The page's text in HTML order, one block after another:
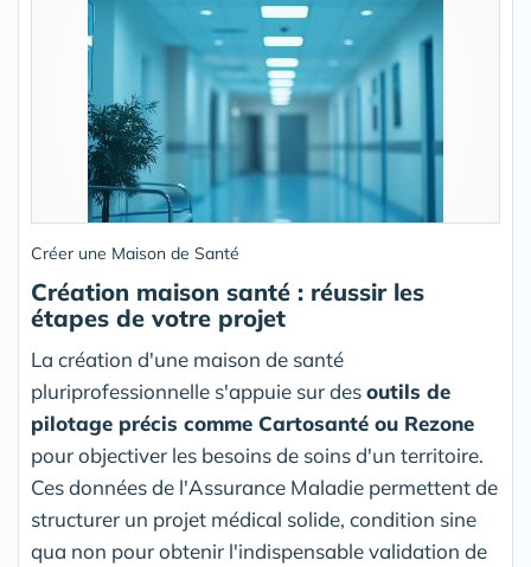
Créer une Maison de Santé
Création maison santé : réussir les
étapes de votre projet
La création d'une maison de santé
pluriprofessionnelle s'appuie sur desoutils de
pilotage précis comme Cartosanté ou Rezone
pour objectiver les besoins de soins d'un territoire.
Ces données de l'Assurance Maladie permettent de
structurer un projet médical solide, condition sine
qua non pour obtenir l'indispensable validation de